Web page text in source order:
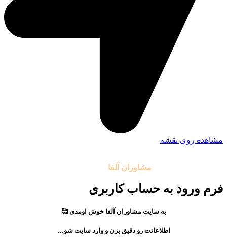
مشاهده روی نقشه
مشاوران آلفا
فرم ورود به حساب کاربری
به سایت مشاوران آلفا خوش اومدی 🥰
اطلاعاتت رو دقیق بزن و وارد سایت شو…